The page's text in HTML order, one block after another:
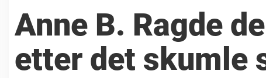
Anne B. Ragde
etter det skumle